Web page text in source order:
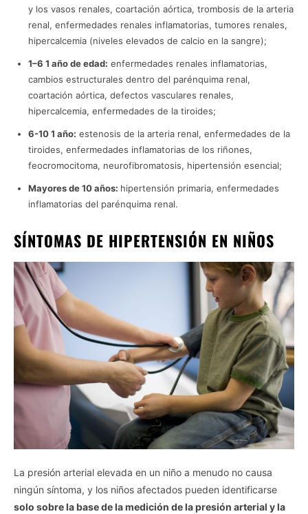
y los vasos renales, coartación aórtica, trombosis de la arteria
renal, enfermedades renales inflamatorias, tumores renales,
hipercalcemia (niveles elevados de calcio en la sangre);
1–6 1 año de edad: enfermedades renales inflamatorias,
cambios estructurales dentro del parénquima renal,
coartación aórtica, defectos vasculares renales,
hipercalcemia, enfermedades de la tiroides;
6-10 1 año: estenosis de la arteria renal, enfermedades de la
tiroides, enfermedades inflamatorias de los riñones,
feocromocitoma, neurofibromatosis, hipertensión esencial;
Mayores de 10 años: hipertensión primaria, enfermedades
inflamatorias del parénquima renal.
SÍNTOMAS DE HIPERTENSIÓN EN NIÑOS
La presión arterial elevada en un niño a menudo no causa
ningún síntoma, y ​​los niños afectados pueden identificarse
solo sobre la base de la medición de la presión arterial y la